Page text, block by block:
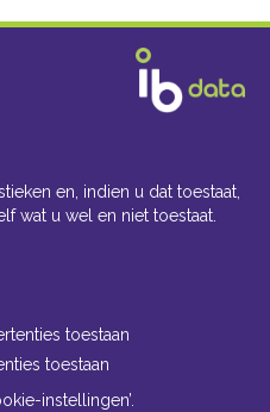
en, indien u dat toestaat,
wat u wel en niet toestaat.
toestaan
toestaan
instellingen’.